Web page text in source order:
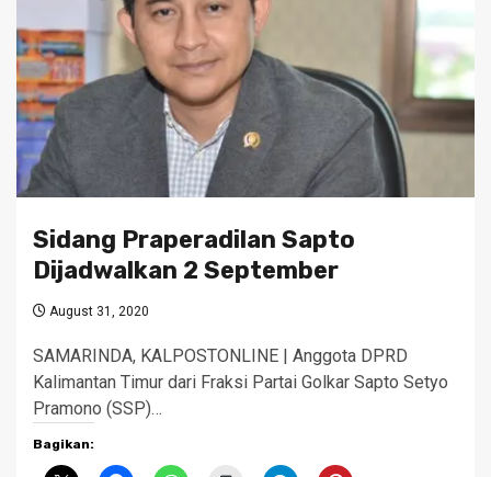
Sidang Praperadilan Sapto
Dijadwalkan 2 September
August 31, 2020
SAMARINDA, KALPOSTONLINE | Anggota DPRD
Kalimantan Timur dari Fraksi Partai Golkar Sapto Setyo
Pramono (SSP)…
Bagikan: